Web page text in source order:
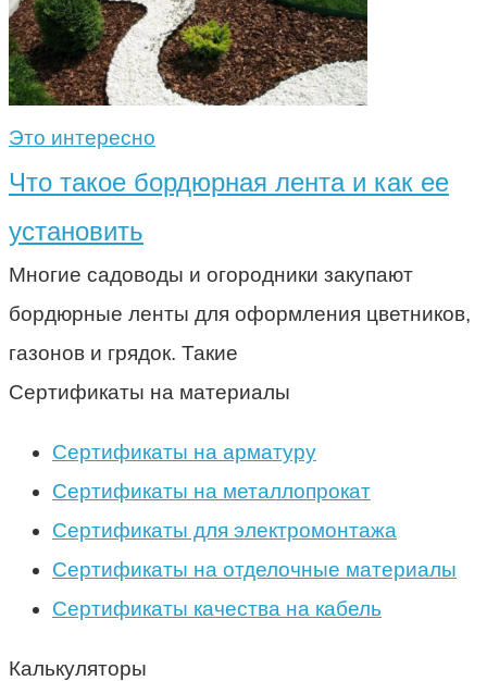
Это интересно
Что такое бордюрная лента и как ее
установить
Многие садоводы и огородники закупают
бордюрные ленты для оформления цветников,
газонов и грядок. Такие
Сертификаты на материалы
Сертификаты на арматуру
Сертификаты на металлопрокат
Сертификаты для электромонтажа
Сертификаты на отделочные материалы
Сертификаты качества на кабель
Калькуляторы